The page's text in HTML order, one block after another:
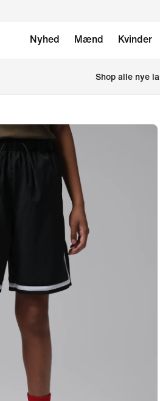
Nyhed Mænd Kvinder
Shop alle nye